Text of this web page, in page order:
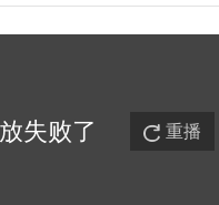
失败了 重播